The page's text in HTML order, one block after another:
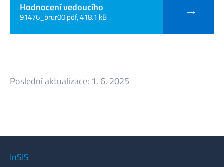
Hodnocení vedoucího
91476_brur00.pdf, 418.1 kB
Poslední aktualizace: 1. 6. 2025
InSIS